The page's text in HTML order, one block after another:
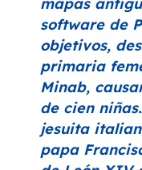
software de
objetivos,
primaria
Minab,
de cien
jesuita
papa